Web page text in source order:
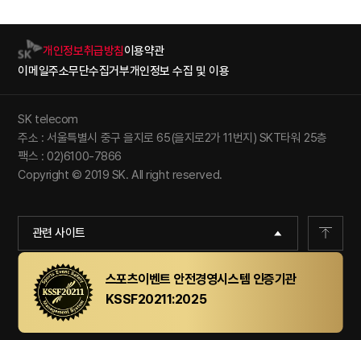
개인정보취급방침이용약관
이메일주소무단수집거부개인정보 수집 및 이용
관련 사이트
SK telecom
주소 : 서울특별시 중구 을지로 65(을지로2가 11번지) SKT타워 25층
팩스 : 02)6100-7866
Copyright © 2019 SK. All right reserved.
스포츠이벤트 안전경영시스템 인증기관
KSSF20211:2025